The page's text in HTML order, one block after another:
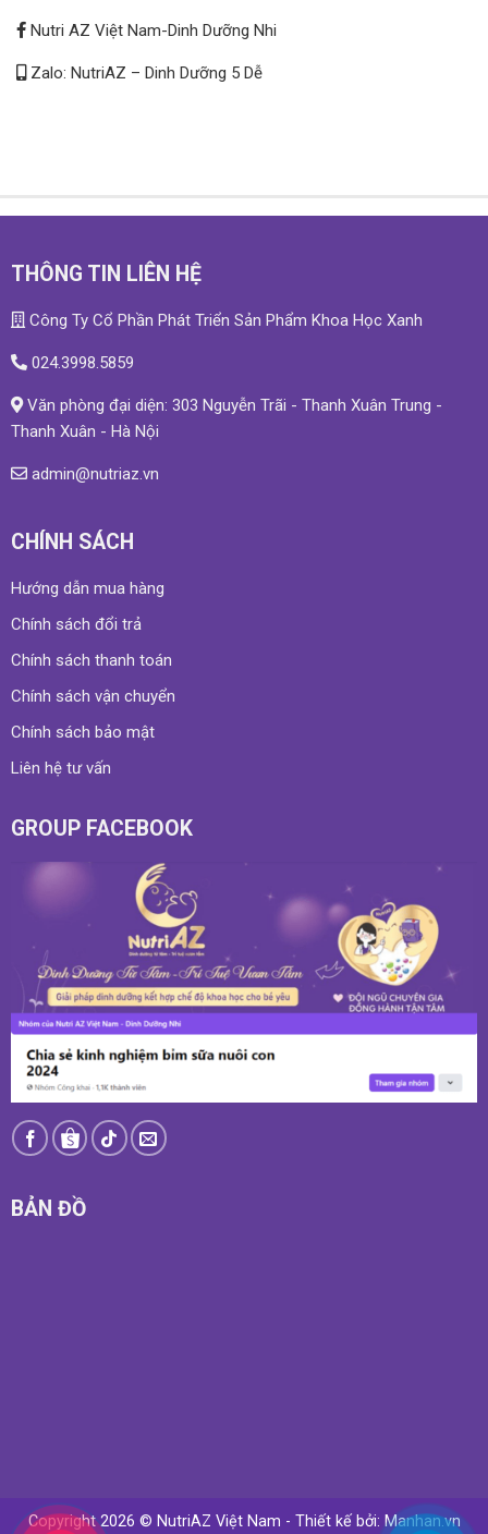
Nutri AZ Việt Nam-Dinh Dưỡng Nhi
Zalo: NutriAZ – Dinh Dưỡng 5 Dễ
THÔNG TIN LIÊN HỆ
Công Ty Cổ Phần Phát Triển Sản Phẩm Khoa Học Xanh
024.3998.5859
Văn phòng đại diện: 303 Nguyễn Trãi - Thanh Xuân Trung -
Thanh Xuân - Hà Nội
admin@nutriaz.vn
CHÍNH SÁCH
Hướng dẫn mua hàng
Chính sách đổi trả
Chính sách thanh toán
Chính sách vận chuyển
Chính sách bảo mật
Liên hệ tư vấn
GROUP FACEBOOK
BẢN ĐỒ
Copyright 2026 © NutriAZ Việt Nam - Thiết kế bởi: Manhan.vn